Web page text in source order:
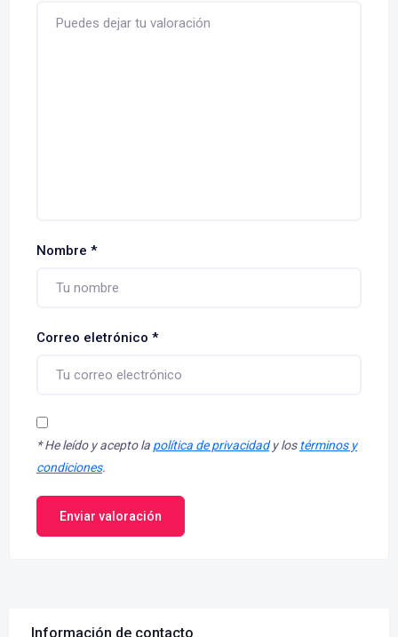
Nombre *
Correo eletrónico *
*He leído y acepto la política de privacidady lostérminos y
condiciones.
Enviar valoración
Información de contacto